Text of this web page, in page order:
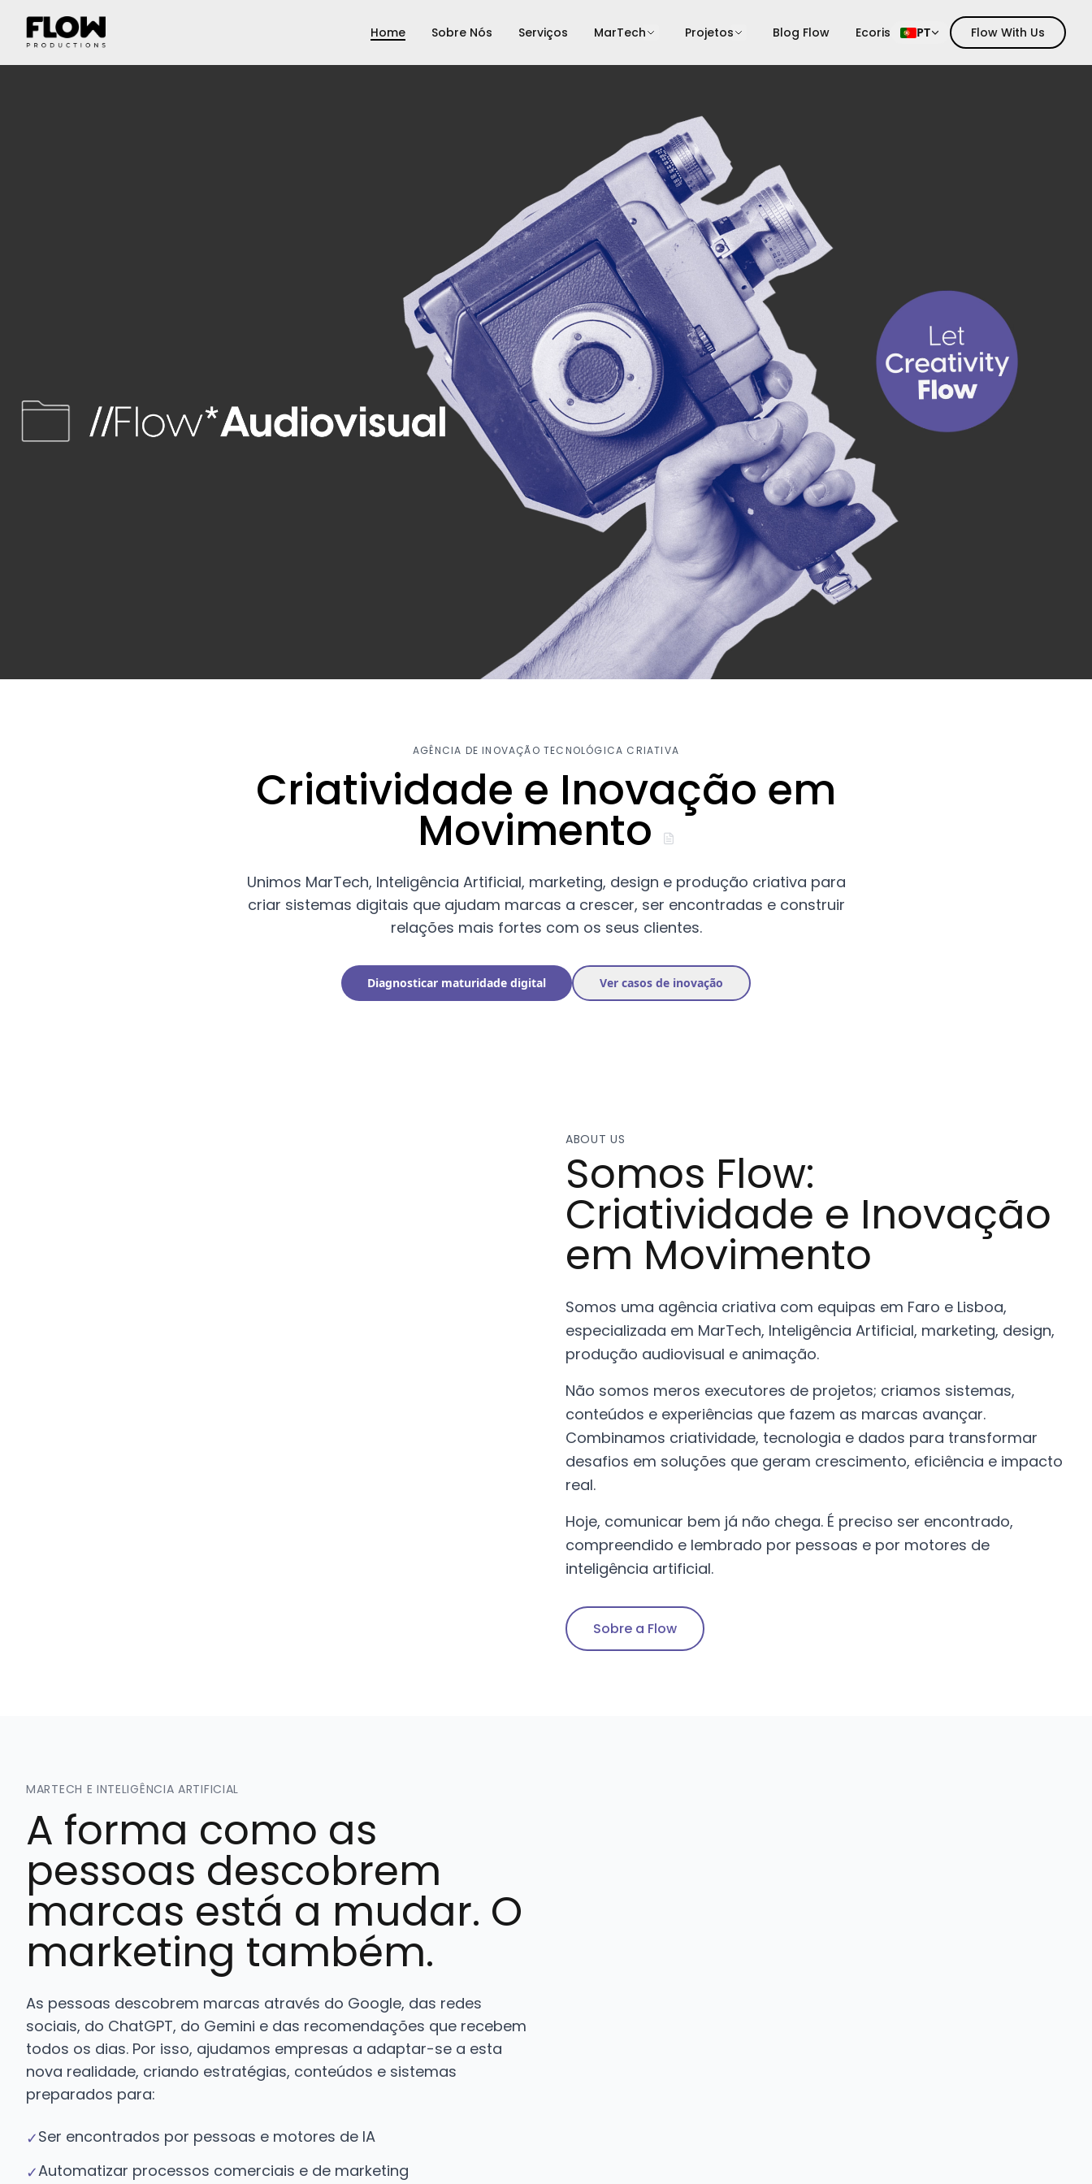
Home Sobre Nós Serviços MarTech Projetos Blog Flow Ecoris PT Flow With Us
AGÊNCIA DE INOVAÇÃO TECNOLÓGICA CRIATIVA
Criatividade e Inovação em
Movimento
Unimos MarTech, Inteligência Artificial, marketing, design e produção criativa para
criar sistemas digitais que ajudam marcas a crescer, ser encontradas e construir
relações mais fortes com os seus clientes.
Diagnosticar maturidade digital Ver casos de inovação
ABOUT US
Somos Flow:
Criatividade e Inovação
em Movimento
Somos uma agência criativa com equipas em Faro e Lisboa,
especializada em MarTech, Inteligência Artificial, marketing, design,
produção audiovisual e animação.
Não somos meros executores de projetos; criamos sistemas,
conteúdos e experiências que fazem as marcas avançar.
Combinamos criatividade, tecnologia e dados para transformar
desafios em soluções que geram crescimento, eficiência e impacto
real.
Hoje, comunicar bem já não chega. É preciso ser encontrado,
compreendido e lembrado por pessoas e por motores de
inteligência artificial.
Sobre a Flow
MARTECH E INTELIGÊNCIA ARTIFICIAL
A forma como as
pessoas descobrem
marcas está a mudar. O
marketing também.
As pessoas descobrem marcas através do Google, das redes
sociais, do ChatGPT, do Gemini e das recomendações que recebem
todos os dias. Por isso, ajudamos empresas a adaptar-se a esta
nova realidade, criando estratégias, conteúdos e sistemas
preparados para:
✓Ser encontrados por pessoas e motores de IA
✓Automatizar processos comerciais e de marketing